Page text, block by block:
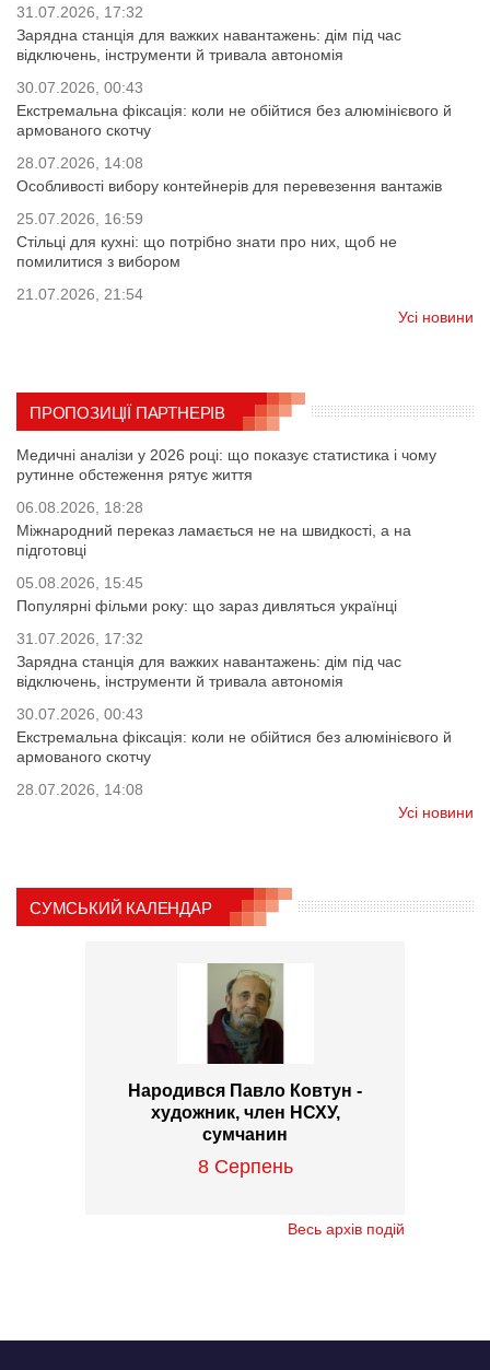
31.07.2026, 17:32
Зарядна станція для важких навантажень: дім під час
відключень, інструменти й тривала автономія
30.07.2026, 00:43
Екстремальна фіксація: коли не обійтися без алюмінієвого й
армованого скотчу
28.07.2026, 14:08
Особливості вибору контейнерів для перевезення вантажів
25.07.2026, 16:59
Стільці для кухні: що потрібно знати про них, щоб не
помилитися з вибором
21.07.2026, 21:54
Усі новини
ПРОПОЗИЦІЇ ПАРТНЕРІВ
Медичні аналізи у 2026 році: що показує статистика і чому
рутинне обстеження рятує життя
06.08.2026, 18:28
Міжнародний переказ ламається не на швидкості, а на
підготовці
05.08.2026, 15:45
Популярні фільми року: що зараз дивляться українці
31.07.2026, 17:32
Зарядна станція для важких навантажень: дім під час
відключень, інструменти й тривала автономія
30.07.2026, 00:43
Екстремальна фіксація: коли не обійтися без алюмінієвого й
армованого скотчу
28.07.2026, 14:08
Усі новини
СУМСЬКИЙ КАЛЕНДАР
Народився Павло Ковтун -
художник, член НСХУ,
сумчанин
8 Серпень
Весь архів подій